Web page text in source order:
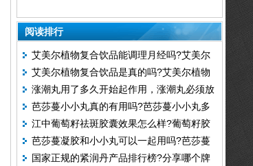
阅读排行
艾美尔植物复合饮品能调理月经吗?艾美尔
植物复合饮品多少钱一盒
艾美尔植物复合饮品是真的吗?艾美尔植物
复合饮品可以调理月经不调吗
涨潮丸用了多久开始起作用，涨潮丸必须放
进去才可以吗
芭莎蔓小小丸真的有用吗?芭莎蔓小小丸多
久可以同房
江中葡萄籽祛斑胶囊效果怎么样?葡萄籽胶
囊祛斑是真的吗
芭莎蔓凝胶和小小丸可以一起用吗?芭莎蔓
凝胶用了之后几天清洗一次
国家正规的紧润丹产品排行榜?分享哪个牌